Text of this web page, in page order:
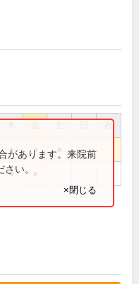
祝
● ●
●
があります。来院前
い。
×閉じる